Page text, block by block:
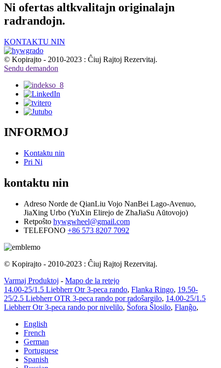
Ni ofertas altkvalitajn originalajn
radrandojn.
KONTAKTU NIN
© Kopirajto - 2010-2023 : Ĉiuj Rajtoj Rezervitaj.
Sendu demandon
INFORMOJ
Kontaktu nin
Pri Ni
kontaktu nin
Adreso Norde de QianLiu Vojo NanBei Lago-Avenuo,
JiaXing Urbo (YuXin Elirejo de ZhaJiaSu Aŭtovojo)
Retpoŝto hywgwheel@gmail.com
TELEFONO +86 573 8207 7092
© Kopirajto - 2010-2023 : Ĉiuj Rajtoj Rezervitaj.
Varmaj Produktoj - Mapo de la retejo
14.00-25/1.5 Liebherr Otr 3-peca rando, Flanka Ringo, 19.50-
25/2.5 Liebherr OTR 3-peca rando por radoŝargilo, 14.00-25/1.5
Liebherr Otr 3-peca rando por nivelilo, Ŝofora Ŝlosilo, Flanĝo,
English
French
German
Portuguese
Spanish